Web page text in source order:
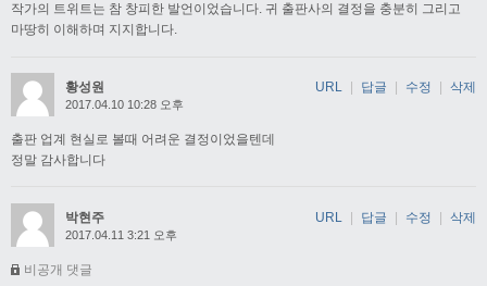
작가의 트위트는 참 창피한 발언이었습니다. 귀 출판사의 결정을 충분히 그리고
마땅히 이해하며 지지합니다.
황성원
2017.04.10 10:28 오후
출판 업계 현실로 볼때 어려운 결정이었을텐데
정말 감사합니다
URL 답글 수정 삭제
박현주
2017.04.11 3:21 오후
비공개 댓글
URL | 답글 | 수정 | 삭제